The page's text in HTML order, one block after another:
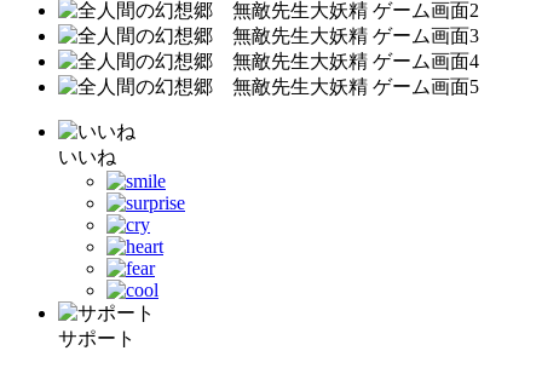
いいね
サポート